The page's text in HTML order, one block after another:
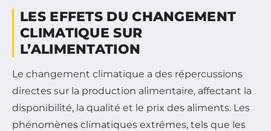
LES EFFETS DU CHANGEMENT
CLIMATIQUE SUR
L’ALIMENTATION
Le changement climatique a des répercussions
directes sur la production alimentaire, affectant la
disponibilité, la qualité et le prix des aliments. Les
phénomènes climatiques extrêmes, tels que les